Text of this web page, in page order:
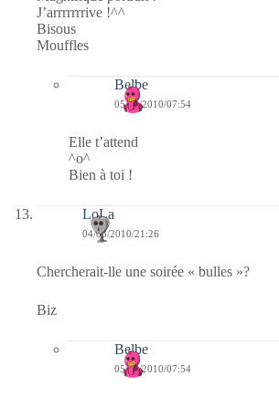
J’arrrrrrrive !^^
Bisous
Mouffles
Belbe
05/03/2010/07:54
Elle t’attend
^o^
Bien à toi !
LoLa
04/03/2010/21:26
Chercherait-lle une soirée « bulles »?
Biz
Belbe
05/03/2010/07:54